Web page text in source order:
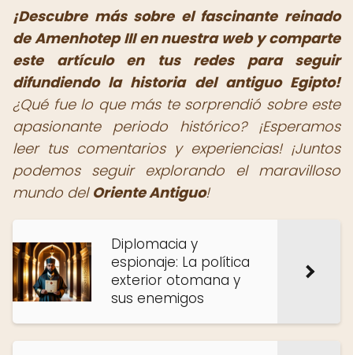
¡Descubre más sobre el fascinante reinado
de Amenhotep III en nuestra web y comparte
este artículo en tus redes para seguir
difundiendo la historia del antiguo Egipto!
¿Qué fue lo que más te sorprendió sobre este
apasionante periodo histórico? ¡Esperamos
leer tus comentarios y experiencias! ¡Juntos
podemos seguir explorando el maravilloso
mundo del Oriente Antiguo!
Diplomacia y
espionaje: La política
exterior otomana y
sus enemigos